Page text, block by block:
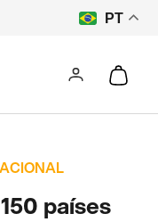
PT
países